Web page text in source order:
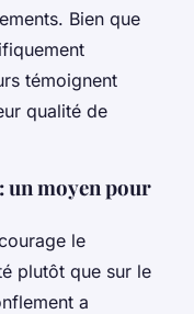
Bien que
témoignent
qualité de
un moyen pour
le
plutôt que sur le
a